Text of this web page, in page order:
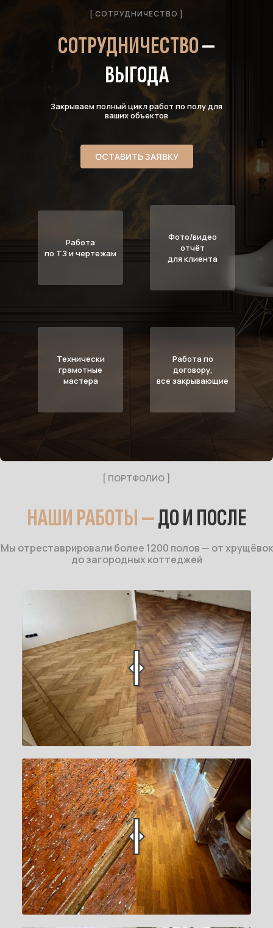
[ СОТРУДНИЧЕСТВО ]
СОТРУДНИЧЕСТВО—
ВЫГОДА
Закрываем полный цикл работ по полу для
ваших объектов
ОСТАВИТЬ ЗАЯВКУ
Работа
по ТЗ и чертежам
Фото/видео
отчёт
для клиента
Технически
грамотные
мастера
Работа по
договору,
все закрывающие
[ ПОРТФОЛИО ]
НАШИ РАБОТЫ —ДО И ПОСЛЕ
Мы отреставрировали более 1200 полов — от хрущёвок
до загородных коттеджей